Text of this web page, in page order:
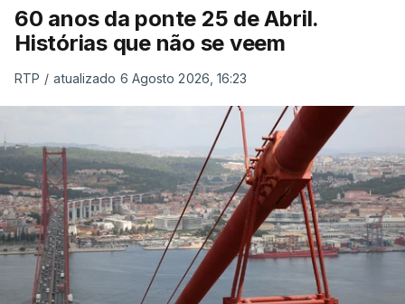
60 anos da ponte 25 de Abril.
Histórias que não se veem
RTP / atualizado 6 Agosto 2026, 16:23